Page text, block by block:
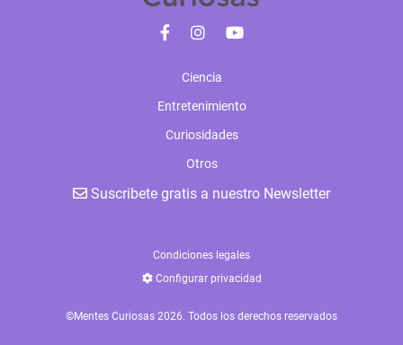
Ciencia
Entretenimiento
Curiosidades
Otros
Suscribete gratis a nuestro Newsletter
Condiciones legales
Configurar privacidad
©Mentes Curiosas 2026. Todos los derechos reservados